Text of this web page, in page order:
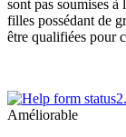
sont pas soumises
filles possédant de
être qualifiées pour
Améliorable